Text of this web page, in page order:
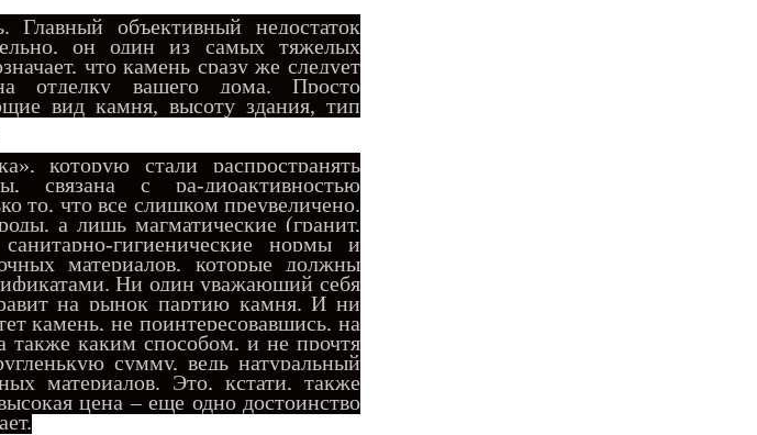
объективный недостаток
он один из самых тяжелых
что камень сразу же следует
отделку вашего дома. Просто
вид камня, высоту здания, тип
которую стали распространять
связана с ра-диоактивностью
то, что все слишком преувеличено.
а лишь магматические (гранит,
гигиенические нормы и
материалов, которые должны
Ни один уважающий себя
на рынок партию камня. И ни
камень, не поинтересовавшись, на
также каким способом, и не прочтя
сумму, ведь натуральный
материалов. Это, кстати, также
цена – еще одно достоинство